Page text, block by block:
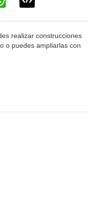
realizar construcciones
o puedes ampliarlas con